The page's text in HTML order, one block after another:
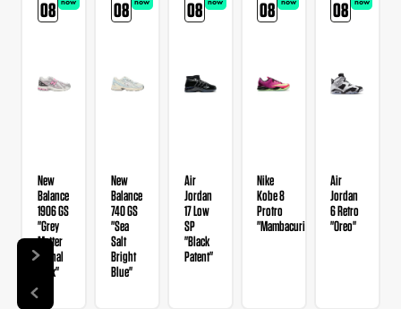
08
New
Balance
1906 GS
"Grey
Matter
Signal
Pink"
08
New
Balance
740 GS
"Sea
Salt
Bright
Blue"
08
Air
Jordan
17 Low
SP
"Black
Patent"
08
Nike
Kobe 8
Protro
"Mambacurial"
08
Air
Jordan
6 Retro
"Oreo"